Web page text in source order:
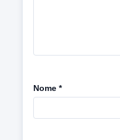
Nome *